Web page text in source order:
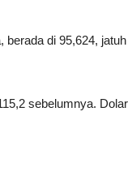
berada di 95,624, jatuh
sebelumnya. Dolar